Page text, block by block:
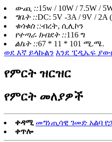
ውጪ ::15w / 10W / 7.5W /
ግቤት ::DC: 5V -3A / 9V / 2A
ቁሳቁስ ::ብረት, ሲሊኮን
የተጣራ ክብደት ::116 ግ
ልኬት ::67 * 11 * 101 ሚ.ሜ.
ወደ እኛ ይላኩልን እንደ ፒዲኤፍ
የምርት ዝርዝር
የምርት መለያዎች
ቀዳሚ መግነጢሳዊ ገመድ አልባ
ቀጥሎ